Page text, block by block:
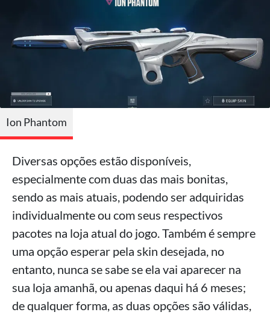
Ion Phantom
Diversas opções estão disponíveis,
especialmente com duas das mais bonitas,
sendo as mais atuais, podendo ser adquiridas
individualmente ou com seus respectivos
pacotes na loja atual do jogo. Também é sempre
uma opção esperar pela skin desejada, no
entanto, nunca se sabe se ela vai aparecer na
sua loja amanhã, ou apenas daqui há 6 meses;
de qualquer forma, as duas opções são válidas,